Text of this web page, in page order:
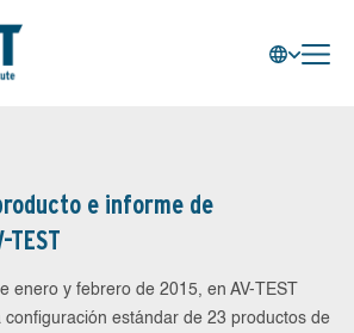
e informe de
enero y febrero de 2015, en AV-TEST
configuración estándar de 23 productos de